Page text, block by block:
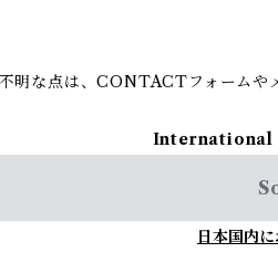
明な点は、CONTACTフォームや
International
日本国内